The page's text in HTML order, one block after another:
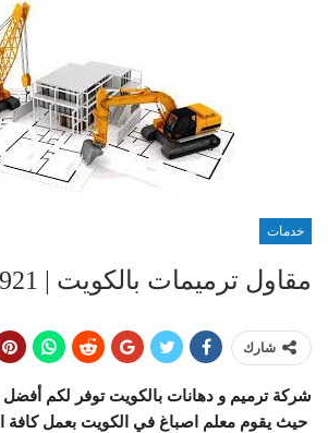
خدمات
مقاول ترميمات بالكويت | 99004921
شارك
شركة ترميم و دهانات بالكويت توفر لكم
حيث يقوم معلم اصباغ في الكويت بعمل كافة